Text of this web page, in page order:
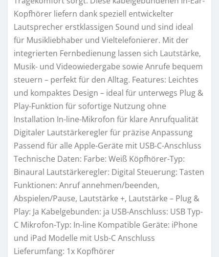
Kopfhörer liefern dank speziell entwickelter
Lautsprecher erstklassigen Sound und sind ideal
für Musikliebhaber und Vieltelefonierer. Mit der
integrierten Fernbedienung lassen sich Lautstärke,
Musik- und Videowiedergabe sowie Anrufe bequem
steuern – perfekt für den Alltag. Features: Leichtes
und kompaktes Design – ideal für unterwegs Plug &
Play-Funktion für sofortige Nutzung ohne
Installation In-line-Mikrofon für klare Anrufqualität
Digitaler Lautstärkeregler für präzise Anpassung
Passend für alle Apple-Geräte mit USB-C-Anschluss
Technische Daten: Farbe: Weiß Köpfhörer-Typ:
Binaural Lautstärkeregler: Digital Steuerung: Tasten
Funktionen: Anruf annehmen/beenden,
Abspielen/Pause, Lautstärke +, Lautstärke – Plug &
Play: Ja Kabelgebunden: ja USB-Anschluss: USB Typ-
C Mikrofon-Typ: In-line Kompatible Geräte: iPhone
und iPad Modelle mit Usb-C Anschluss
Lieferumfang: 1x Kopfhörer